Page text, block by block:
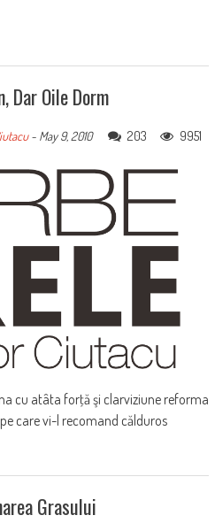
Dar Oile Dorm
- May 9, 2010 203 9951
cu atâta forţă şi clarviziune reforma
care vi-l recomand călduros
Grasului